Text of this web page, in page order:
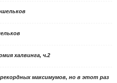
халвинга, ч.2
максимумов, но в этот раз